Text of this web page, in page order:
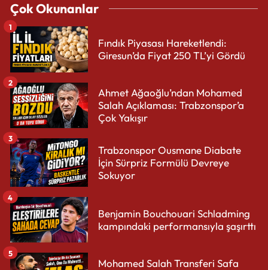
Çok Okunanlar
Fındık Piyasası Hareketlendi:
Giresun’da Fiyat 250 TL’yi Gördü
1
Ahmet Ağaoğlu’ndan Mohamed
Salah Açıklaması: Trabzonspor’a
Çok Yakışır
2
Trabzonspor Ousmane Diabate
İçin Sürpriz Formülü Devreye
Sokuyor
3
Benjamin Bouchouari Schladming
kampındaki performansıyla şaşırttı
4
Mohamed Salah Transferi Safa
5